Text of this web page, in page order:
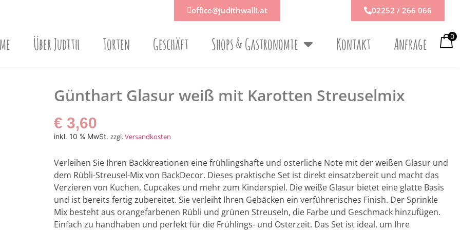
office@judithwalli.at 02252 / 266 066
Über Judith Torten Geschäft Shops & Gastronomie Kontakt Anfrage 0
Günthart Glasur weiß mit Karotten Streuselmix
€ 3,60
inkl. 10 % MwSt. zzgl.Versandkosten
Verleihen Sie Ihren Backkreationen eine frühlingshafte und osterliche Note mit der weißen Glasur und
dem Rübli-Streusel-Mix von BackDecor. Dieses praktische Set ist direkt einsatzbereit und macht das
Verzieren von Kuchen, Cupcakes und mehr zum Kinderspiel. Die weiße Glasur bietet eine glatte Basis
und ist bereits fertig zubereitet. Sie verleiht Ihren Gebäcken ein verführerisches Finish. Der Sprinkle
Mix besteht aus orangefarbenen Rübli und grünen Streuseln, die Farbe und Geschmack hinzufügen.
Einfach zu handhaben und perfekt für die Frühlings- und Osterzeit. Das Set ist ideal, um Ihre